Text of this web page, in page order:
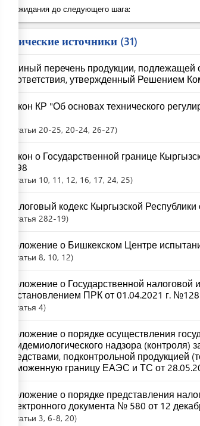
ожидания до следующего шага:
источники 31
Единый перечень продукции,
соответствия, утвержденный Решением
Закон КР "Об основах технического
Статьи 20-25, 20-24, 26-27
Закон о Государственной границе
№98
Статьи 10, 11, 12, 16, 17, 24, 25
Налоговый кодекс Кыргызской
Статья 282-19
Положение о Бишкекском Центре
Статьи 8, 10, 12
Положение о Государственной налоговой
постановлением ПРК от 01.04.2021 г. №128
Статья 4
Положение о порядке осуществления
эпидемиологического надзора
средствами, подконтрольной
таможенную границу ЕАЭС и ТС от
Положение о порядке представления
электронного документа № 580 от 12
Статьи 3, 6-8, 20